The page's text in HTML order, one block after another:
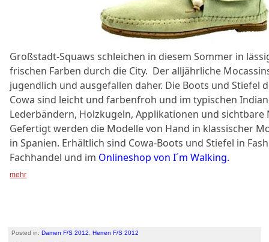
Großstadt-Squaws schleichen in diesem Sommer in
frischen Farben durch die City. Der alljährliche
jugendlich und ausgefallen daher. Die Boots und Stiefel
Cowa sind leicht und farbenfroh und im typischen
Lederbändern, Holzkugeln, Applikationen und sichtbare
Gefertigt werden die Modelle von Hand in klassischer
in Spanien. Erhältlich sind Cowa-Boots und Stiefel in
Fachhandel und im Onlineshop von I´m Walking.
mehr
Posted in:Damen F/S 2012 ,Herren F/S 2012